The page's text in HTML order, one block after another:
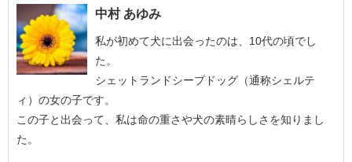
中村 あゆみ
私が初めて犬に出会ったのは、10代の頃でし
た。
シェットランドシープドッグ（通称シェルテ
ィ）の女の子です。
この子と出会って、私は命の重さや犬の素晴らしさを知りまし
た。